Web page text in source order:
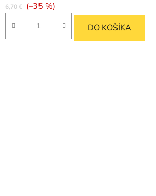
6,70 € (–35 %)
DO KOŠÍKA